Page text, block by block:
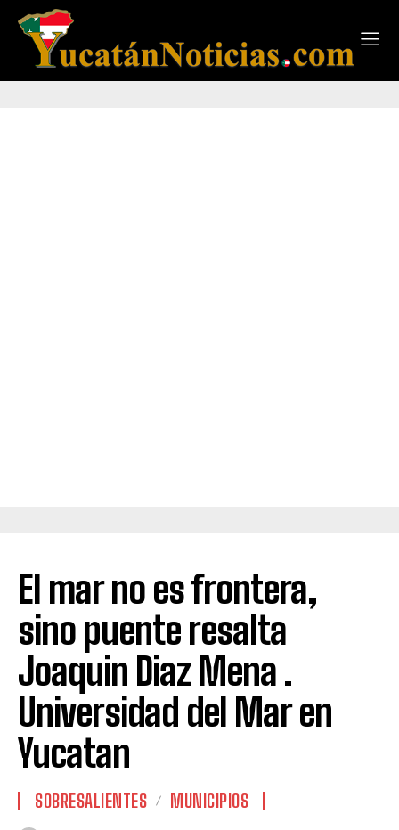
El mar no es frontera,
sino puente resalta
Joaquin Diaz Mena .
Universidad del Mar en
Yucatan
SOBRESALIENTES MUNICIPIOS